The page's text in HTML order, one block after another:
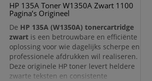
Dankzij de hoge capaciteit print u
langer door zonder onderbrekingen,
wat zorgt voor meer productiviteit en
lagere p
HP 135A Toner W1350A Zwart 1100
Pagina’s Origineel
De HP 135A (W1350A) tonercartridge
zwart is een betrouwbare en efficiënte
oplossing voor wie dagelijks scherpe en
professionele afdrukken wil realiseren.
Deze originele HP toner levert heldere
zwarte teksten en consistente